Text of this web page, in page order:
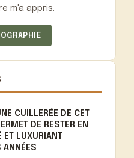
m'a appris.
CUILLERÉE DE CET
DE RESTER EN
ET LUXURIANT
ANNÉES